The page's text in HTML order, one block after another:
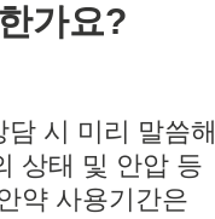
가요?
시 미리 말씀해
상태 및 안압 등
약 사용기간은